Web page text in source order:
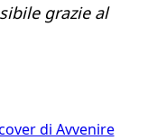
grazie al
di Avvenire